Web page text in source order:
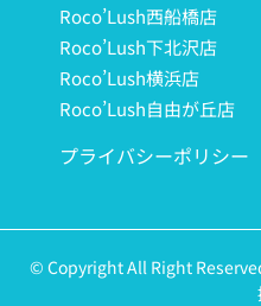
Roco’Lush西船橋店
Roco’Lush下北沢店
Roco’Lush横浜店
Roco’Lush自由が丘店
プライバシーポリシー
© Copyright All Right